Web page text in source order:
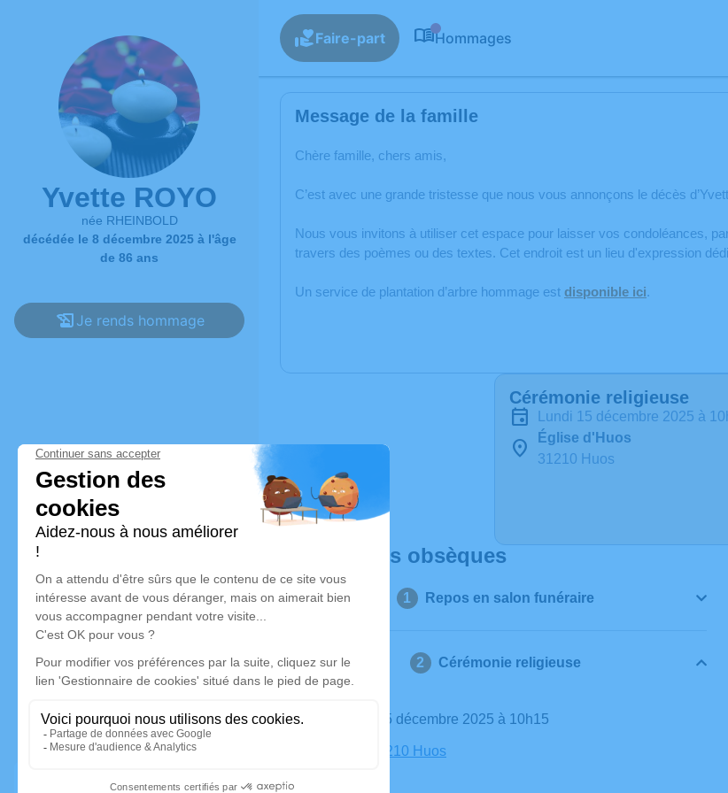
Yvette ROYO
née RHEINBOLD
décédée le 8 décembre 2025 à l'âge
de 86 ans
Je rends hommage
Faire-part Hommages
Message de la famille
Chère famille, chers amis,
C’est avec une grande tristesse que nous vous annonçons le décès
Nous vous invitons à utiliser cet espace pour laisser vos condoléances,
travers des poèmes ou des textes. Cet endroit est un lieu d'expression
Un service de plantation d’arbre hommage est disponible ici.
Cérémonie religieuse
lundi 15 décembre 2025 à
Église d'Huos
31210 Huos
Déroulé des obsèques
Repos en salon funéraire
Cérémonie religieuse
Le lundi 15 décembre 2025 à 10h15
Église, 31210 Huos